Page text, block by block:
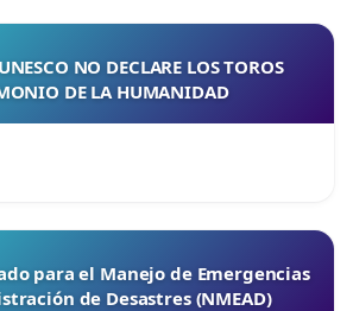
NO DECLARE LOS TOROS
DE LA HUMANIDAD
para el Manejo de Emergencias
de Desastres (NMEAD)